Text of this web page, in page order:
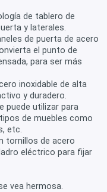
de tablero de
y laterales.
de puerta de acero
el punto de
para ser más
inoxidable de alta
y duradero.
puede utilizar para
de muebles como
etc.
tornillos de acero
eléctrico para fijar
vea hermosa.